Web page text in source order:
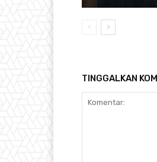
TINGGALKAN